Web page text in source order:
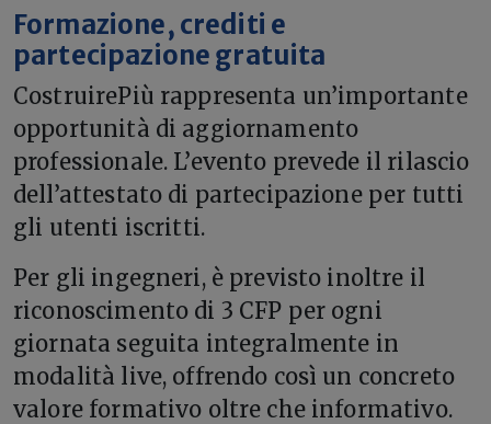
Formazione, crediti e
partecipazione gratuita
CostruirePiù rappresenta un’importante
opportunità di aggiornamento
professionale. L’evento prevede il rilascio
dell’attestato di partecipazione per tutti
gli utenti iscritti.
Per gli ingegneri, è previsto inoltre il
riconoscimento di 3 CFP per ogni
giornata seguita integralmente in
modalità live, offrendo così un concreto
valore formativo oltre che informativo.